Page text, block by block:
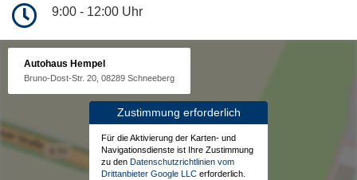
9:00 - 12:00 Uhr
Autohaus Hempel
Bruno-Dost-Str. 20, 08289 Schneeberg
Zustimmung erforderlich
Für die Aktivierung der Karten- und
Navigationsdienste ist Ihre Zustimmung
zu den Datenschutzrichtlinien vom
Drittanbieter Google LLC erforderlich.